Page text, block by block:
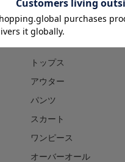
CATEGORY
トップス
アウター
パンツ
スカート
ワンピース
オーバーオール